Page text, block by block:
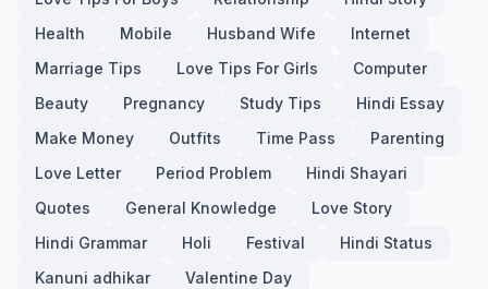
Health
Mobile Husband Wife
Internet
Marriage Tips
Love Tips For Girls
Computer
Beauty
Pregnancy Study Tips
Hindi Essay
Make Money
Outfits Time Pass
Parenting
Love Letter
Period Problem
Hindi Shayari
Quotes
General Knowledge
Love Story
Hindi Grammar
Holi Festival
Hindi Status
Kanuni adhikar
Valentine Day